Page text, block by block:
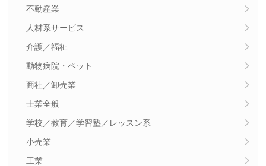
不動産業
人材系サービス
介護／福祉
動物病院・ペット
商社／卸売業
士業全般
学校／教育／学習塾／レッスン系
小売業
工業